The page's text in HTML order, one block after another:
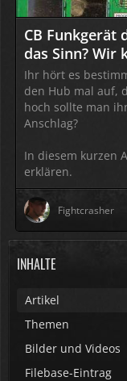
CB Funkgerät
das Sinn? Wir
Ihr hört es
den Hub mal auf,
hoch sollte man
Anschlag?
In diesem kurzen
erklären.
Fightcrasher
INHALTE
Artikel
Themen
Bilder und Videos
Filebase-Eintrag